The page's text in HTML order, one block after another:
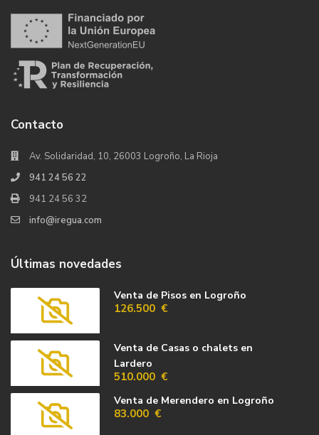
Contacto
Av. Solidaridad, 10, 26003 Logroño, La Rioja
941 24 56 22
941 24 56 32
info@iregua.com
Últimas novedades
Venta de Pisos en Logroño
126.500 €
Venta de Casas o chalets en
Lardero
510.000 €
Venta de Merendero en Logroño
83.000 €